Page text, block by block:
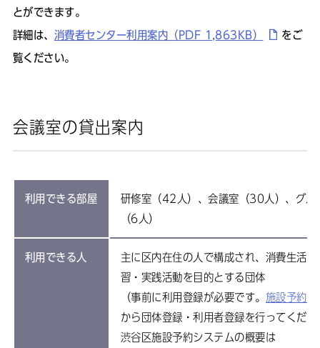
とができます。
詳細は、 消費者センター利用案内（PDF 1,863KB）
をご
覧ください。
会議室の貸出案内
利用できる部屋
研修室（42人）、会議室（30人）、グル
（6人）
利用できる人
主に区内在住の人で構成され、消費生活
習・実践活動を目的とする団体
（事前に利用登録が必要です。 施設予約シ
から団体登録・利用者登録を行ってくださ
渋谷区施設予約システムの概要は